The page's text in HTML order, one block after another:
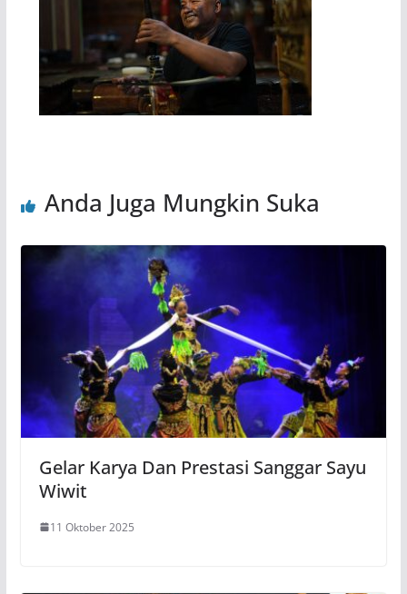
Anda Juga Mungkin Suka
Gelar Karya Dan Prestasi Sanggar Sayu
Wiwit
11 Oktober 2025